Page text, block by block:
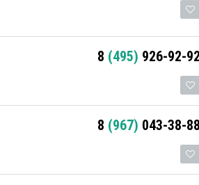
8 (495) 926-92-92
8 (967) 043-38-88